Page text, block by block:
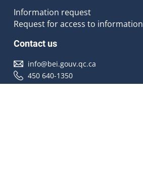
Information request
Request for access to information
Contact us
info@bei.gouv.qc.ca
450 640-1350